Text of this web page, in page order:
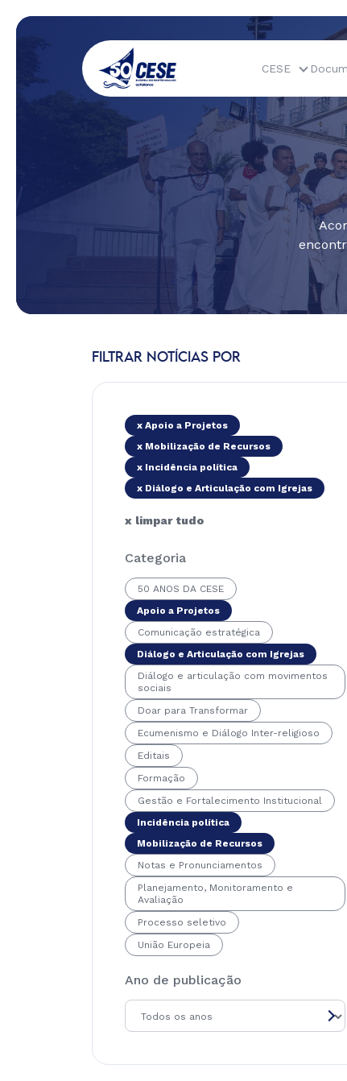
CESE
FILTRAR NOTÍCIAS POR
x Apoio a Projetos
x Mobilização de Recursos
x Incidência política
x Diálogo e Articulação com Igrejas
x limpar tudo
Categoria
50 ANOS DA CESE
Apoio a Projetos
Comunicação estratégica
Diálogo e Articulação com Igrejas
Diálogo e articulação com movimentos
sociais
Doar para Transformar
Ecumenismo e Diálogo Inter-religioso
Editais
Formação
Gestão e Fortalecimento Institucional
Incidência política
Mobilização de Recursos
Notas e Pronunciamentos
Planejamento, Monitoramento e
Avaliação
Processo seletivo
União Europeia
Ano de publicação